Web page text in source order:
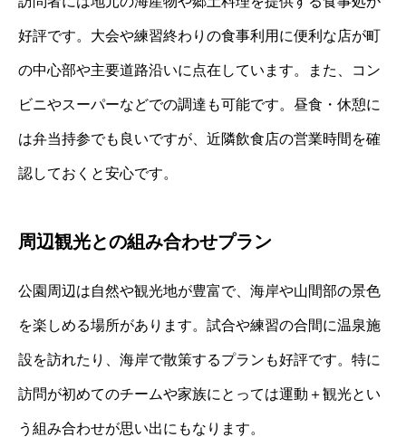
好評です。大会や練習終わりの食事利用に便利な店が町
の中心部や主要道路沿いに点在しています。また、コン
ビニやスーパーなどでの調達も可能です。昼食・休憩に
は弁当持参でも良いですが、近隣飲食店の営業時間を確
認しておくと安心です。
周辺観光との組み合わせプラン
公園周辺は自然や観光地が豊富で、海岸や山間部の景色
を楽しめる場所があります。試合や練習の合間に温泉施
設を訪れたり、海岸で散策するプランも好評です。特に
訪問が初めてのチームや家族にとっては運動＋観光とい
う組み合わせが思い出にもなります。